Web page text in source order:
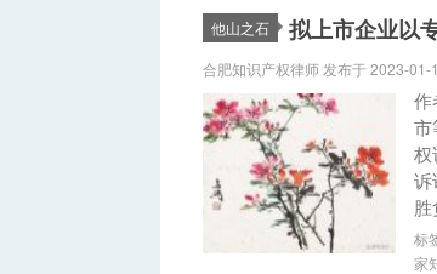
他山之石 拟上市企业以
合肥知识产权律师 发布于 2023-01-
作
市
权
诉
标
家